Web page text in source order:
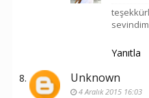
sevindim
Yanıtla
Unknown
4 Aralık 2015 16:03